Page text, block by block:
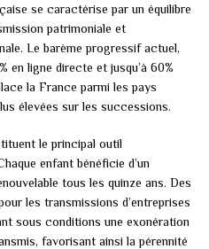
se caractérise par un équilibre
patrimoniale et
Le barème progressif actuel,
en ligne directe et jusqu’à 60%
la France parmi les pays
élevées sur les successions.
le principal outil
enfant bénéficie d’un
tous les quinze ans. Des
les transmissions d’entreprises
sous conditions une exonération
favorisant ainsi la pérennité